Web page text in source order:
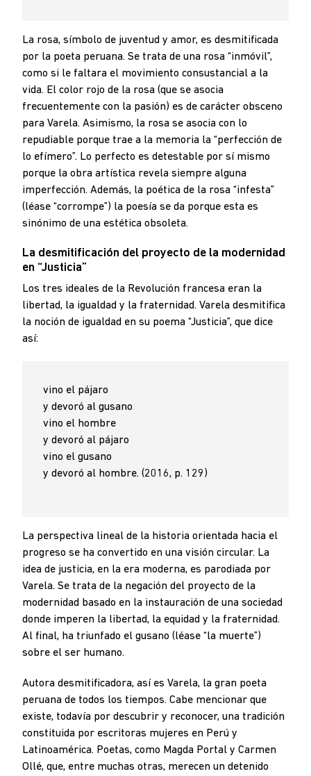
La rosa, símbolo de juventud y amor, es desmitificada
por la poeta peruana. Se trata de una rosa “inmóvil”,
como si le faltara el movimiento consustancial a la
vida. El color rojo de la rosa (que se asocia
frecuentemente con la pasión) es de carácter obsceno
para Varela. Asimismo, la rosa se asocia con lo
repudiable porque trae a la memoria la “perfección de
lo efímero”. Lo perfecto es detestable por sí mismo
porque la obra artística revela siempre alguna
imperfección. Además, la poética de la rosa “infesta”
(léase “corrompe”) la poesía se da porque esta es
sinónimo de una estética obsoleta.
La desmitificación del proyecto de la modernidad
en “Justicia”
Los tres ideales de la Revolución francesa eran la
libertad, la igualdad y la fraternidad. Varela desmitifica
la noción de igualdad en su poema “Justicia”, que dice
así:
vino el pájaro
y devoró al gusano
vino el hombre
y devoró al pájaro
vino el gusano
y devoró al hombre. (2016, p. 129)
La perspectiva lineal de la historia orientada hacia el
progreso se ha convertido en una visión circular. La
idea de justicia, en la era moderna, es parodiada por
Varela. Se trata de la negación del proyecto de la
modernidad basado en la instauración de una sociedad
donde imperen la libertad, la equidad y la fraternidad.
Al final, ha triunfado el gusano (léase “la muerte”)
sobre el ser humano.
Autora desmitificadora, así es Varela, la gran poeta
peruana de todos los tiempos. Cabe mencionar que
existe, todavía por descubrir y reconocer, una tradición
constituida por escritoras mujeres en Perú y
Latinoamérica. Poetas, como Magda Portal y Carmen
Ollé, que, entre muchas otras, merecen un detenido